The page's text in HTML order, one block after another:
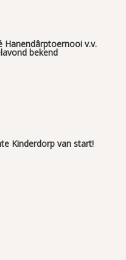
Hanendârptoernooi v.v.
bekend
Kinderdorp van start!